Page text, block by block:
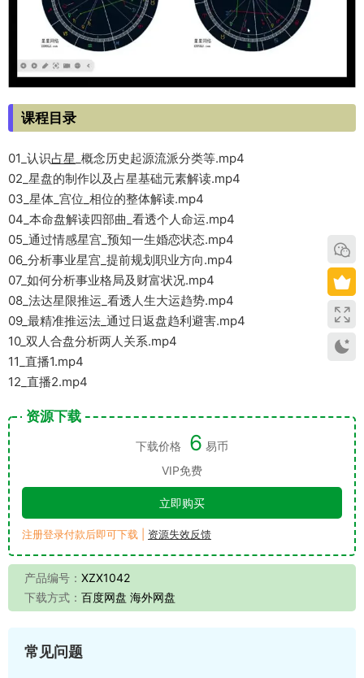
课程目录
01_认识占星 _概念历史起源流派分类等.mp4
02_星盘的制作以及占星基础元素解读.mp4
03_星体_宫位_相位的整体解读.mp4
04_本命盘解读四部曲_看透个人命运.mp4
05_通过情感星宫_预知一生婚恋状态.mp4
06_分析事业星宫_提前规划职业方向.mp4
07_如何分析事业格局及财富状况.mp4
08_法达星限推运_看透人生大运趋势.mp4
09_最精准推运法_通过日返盘趋利避害.mp4
10_双人合盘分析两人关系.mp4
11_直播1.mp4
12_直播2.mp4
资源下载
下载价格 6 易币
VIP免费
立即购买
注册登录付款后即可下载 | 资源失效反馈
产品编号： XZX1042
下载方式： 百度网盘 海外网盘
常见问题